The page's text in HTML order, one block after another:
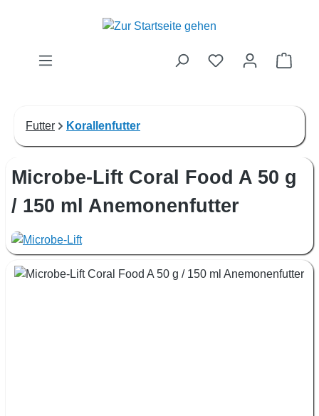
Zum Hauptinhalt springen
Futter Korallenfutter
Microbe-Lift Coral Food A 50 g
/ 150 ml Anemonenfutter
Bildergalerie überspringen